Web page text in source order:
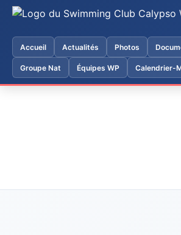
Accueil
Actualités Photos
Groupe Nat Équipes WP Calendrier-